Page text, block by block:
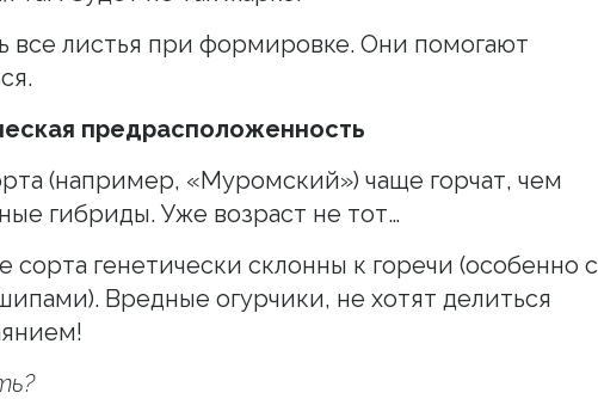
все листья при формировке. Они помогают
предрасположенность
(например, «Муромский») чаще горчат, чем
гибриды. Уже возраст не тот…
сорта генетически склонны к горечи (особенно с
Вредные огурчики, не хотят делиться